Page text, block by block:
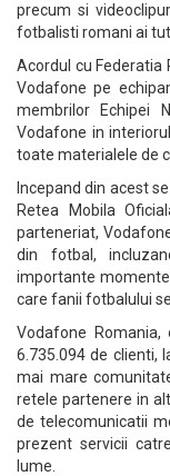
precum si
fotbalisti romani ai
Acordul cu Federatia
Vodafone pe
membrilor Echipei
Vodafone in
toate materialele de
Incepand din acest
Retea Mobila
parteneriat,
din fotbal,
importante momente
care fanii fotbalului
Vodafone
6.735.094 de clienti,
mai mare
retele partenere in
de telecomunicatii
prezent servicii
lume.